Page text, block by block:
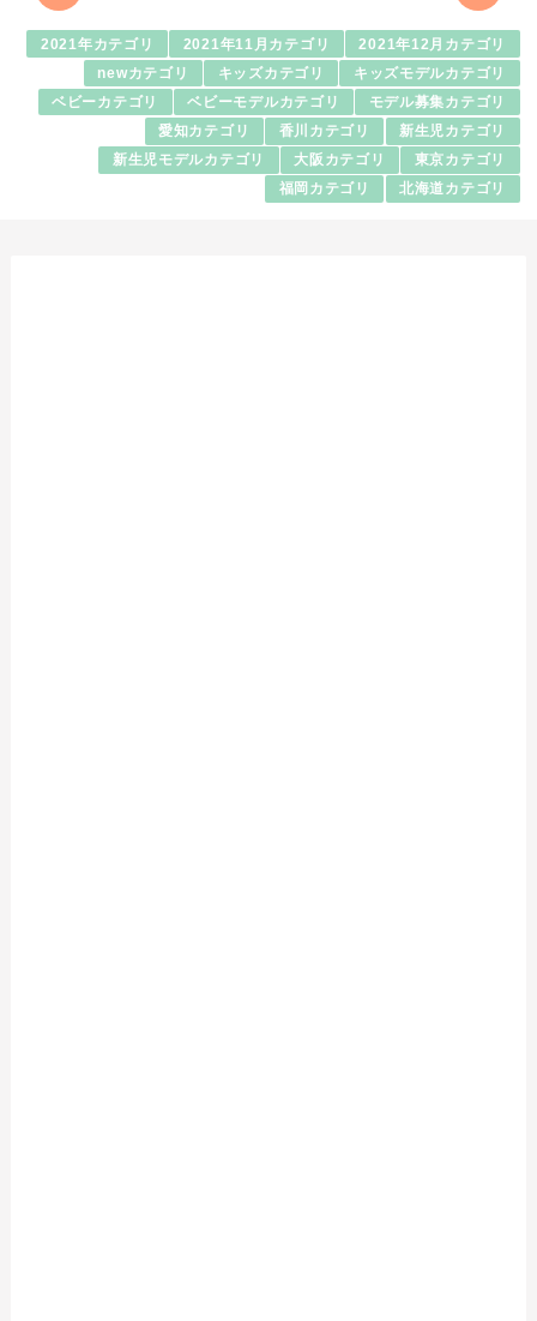
2021年カテゴリ 2021年11月カテゴリ 2021年12月カテゴリ
newカテゴリ キッズカテゴリ キッズモデルカテゴリ
ベビーカテゴリ ベビーモデルカテゴリ モデル募集カテゴリ
愛知カテゴリ 香川カテゴリ 新生児カテゴリ
新生児モデルカテゴリ 大阪カテゴリ 東京カテゴリ
福岡カテゴリ 北海道カテゴリ